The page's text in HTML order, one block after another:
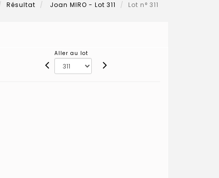
Résultat Joan MIRO - Lot 311 Lot n° 311
Aller au lot